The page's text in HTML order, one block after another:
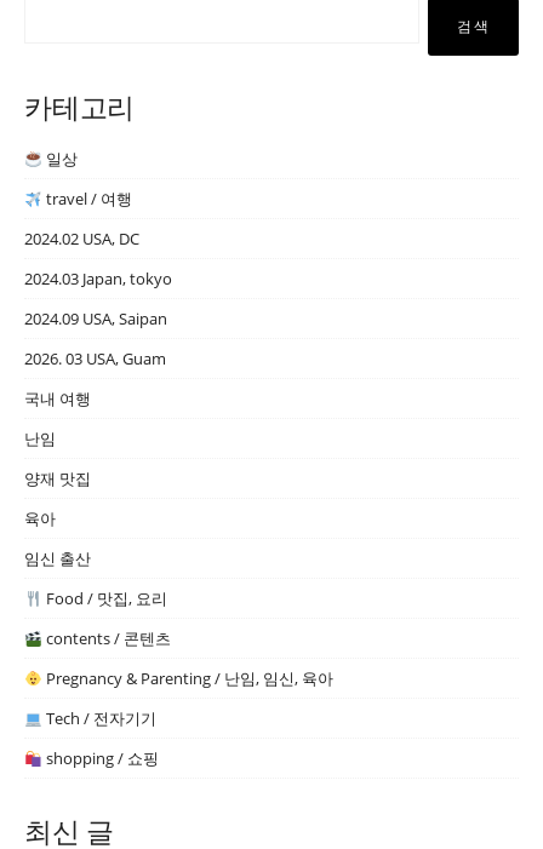
검색
카테고리
일상
travel / 여행
2024.02 USA, DC
2024.03 Japan, tokyo
2024.09 USA, Saipan
2026. 03 USA, Guam
국내 여행
난임
양재 맛집
육아
임신 출산
Food / 맛집, 요리
contents / 콘텐츠
Pregnancy & Parenting / 난임, 임신, 육아
Tech / 전자기기
shopping / 쇼핑
최신 글